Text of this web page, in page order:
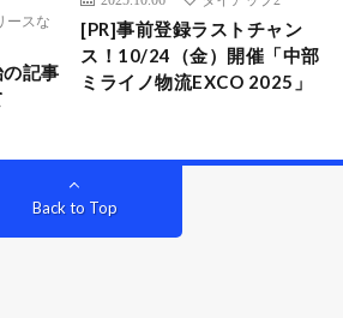
ースな
の記事
[PR]事前登録ラストチャン
ス！10/24（金）開催「中部
ミライノ物流EXCO 2025」
Back to Top